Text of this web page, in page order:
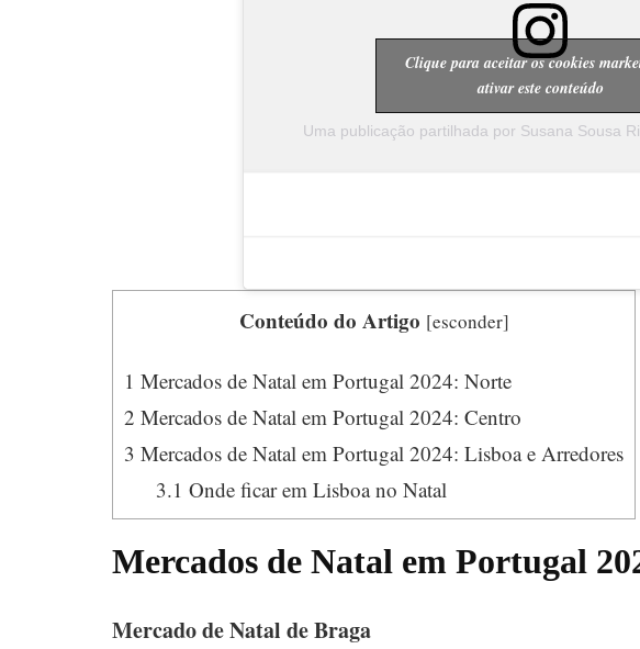
Uma publicação partilhada por Susana Sousa
Clique para aceitar os cookies
ativar este conteúdo
Conteúdo do Artigo [esconder]
1 Mercados de Natal em Portugal 2024: Norte
2 Mercados de Natal em Portugal 2024: Centro
3 Mercados de Natal em Portugal 2024: Lisboa e Arredores
3.1 Onde ficar em Lisboa no Natal
Mercados de Natal em Portugal
Mercado de Natal de Braga